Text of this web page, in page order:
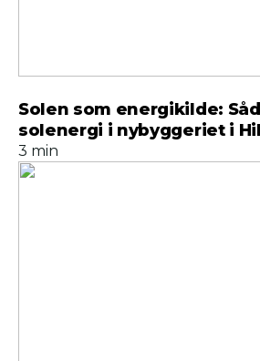
Solen som energikilde:
solenergi i nybyggeriet i
3 min